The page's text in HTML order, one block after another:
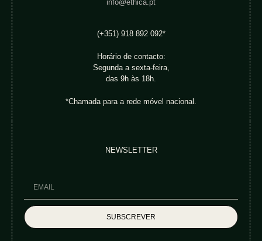
info@ethica.pt
(+351) 918 892 092*
Horário de contacto:
Segunda a sexta-feira,
das 9h às 18h.
*Chamada para a rede móvel nacional.
NEWSLETTER
SUBSCREVER